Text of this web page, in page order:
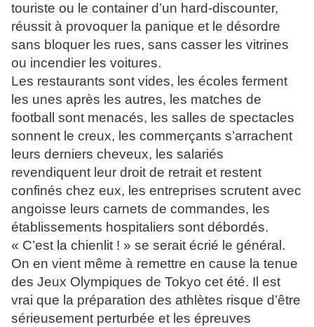
touriste ou le container d’un hard-discounter,
réussit à provoquer la panique et le désordre
sans bloquer les rues, sans casser les vitrines
ou incendier les voitures.
Les restaurants sont vides, les écoles ferment
les unes après les autres, les matches de
football sont menacés, les salles de spectacles
sonnent le creux, les commerçants s’arrachent
leurs derniers cheveux, les salariés
revendiquent leur droit de retrait et restent
confinés chez eux, les entreprises scrutent avec
angoisse leurs carnets de commandes, les
établissements hospitaliers sont débordés.
« C’est la chienlit ! » se serait écrié le général.
On en vient même à remettre en cause la tenue
des Jeux Olympiques de Tokyo cet été. Il est
vrai que la préparation des athlètes risque d’être
sérieusement perturbée et les épreuves